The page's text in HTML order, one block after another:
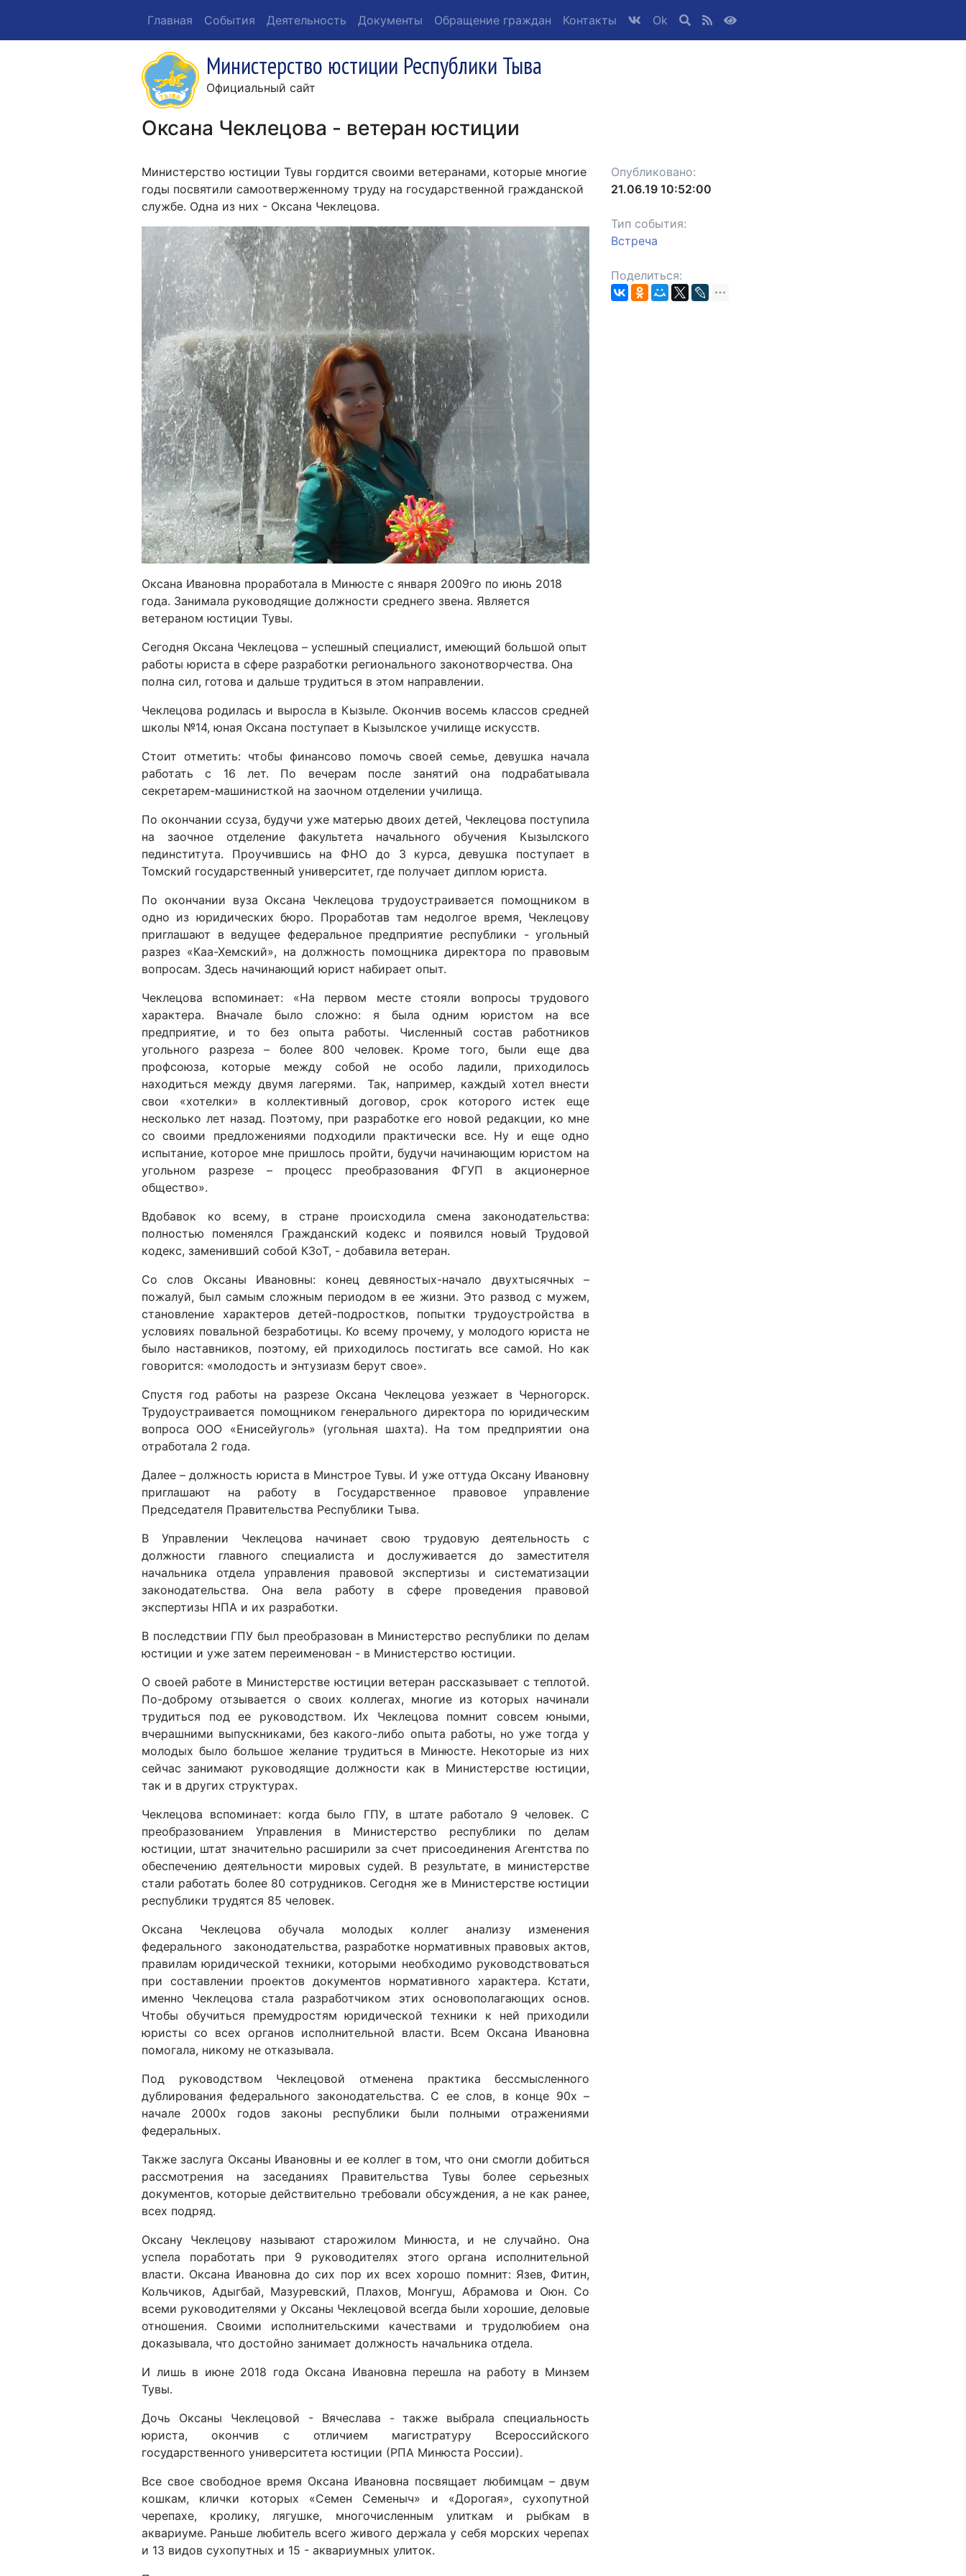
Главная События Деятельность Документы Обращение граждан Контакты Ok
Министерство юстиции Республики Тыва
Официальный сайт
Оксана Чеклецова - ветеран юстиции
Министерство юстиции Тувы гордится своими ветеранами, которые многие
годы посвятили самоотверженному труду на государственной гражданской
службе. Одна из них - Оксана Чеклецова.
Previous Next
Оксана Ивановна проработала в Минюсте с января 2009го по июнь 2018
года. Занимала руководящие должности среднего звена. Является
ветераном юстиции Тувы.
Сегодня Оксана Чеклецова – успешный специалист, имеющий большой опыт
работы юриста в сфере разработки регионального законотворчества. Она
полна сил, готова и дальше трудиться в этом направлении.
Чеклецова родилась и выросла в Кызыле. Окончив восемь классов средней
школы №14, юная Оксана поступает в Кызылское училище искусств.
Стоит отметить: чтобы финансово помочь своей семье, девушка начала
работать с 16 лет. По вечерам после занятий она подрабатывала
секретарем-машинисткой на заочном отделении училища.
По окончании ссуза, будучи уже матерью двоих детей, Чеклецова поступила
на заочное отделение факультета начального обучения Кызылского
пединститута. Проучившись на ФНО до 3 курса, девушка поступает в
Томский государственный университет, где получает диплом юриста.
По окончании вуза Оксана Чеклецова трудоустраивается помощником в
одно из юридических бюро. Проработав там недолгое время, Чеклецову
приглашают в ведущее федеральное предприятие республики - угольный
разрез «Каа-Хемский», на должность помощника директора по правовым
вопросам. Здесь начинающий юрист набирает опыт.
Чеклецова вспоминает: «На первом месте стояли вопросы трудового
характера. Вначале было сложно: я была одним юристом на все
предприятие, и то без опыта работы. Численный состав работников
угольного разреза – более 800 человек. Кроме того, были еще два
профсоюза, которые между собой не особо ладили, приходилось
находиться между двумя лагерями. Так, например, каждый хотел внести
свои «хотелки» в коллективный договор, срок которого истек еще
несколько лет назад. Поэтому, при разработке его новой редакции, ко мне
со своими предложениями подходили практически все. Ну и еще одно
испытание, которое мне пришлось пройти, будучи начинающим юристом на
угольном разрезе – процесс преобразования ФГУП в акционерное
общество».
Вдобавок ко всему, в стране происходила смена законодательства:
полностью поменялся Гражданский кодекс и появился новый Трудовой
кодекс, заменивший собой КЗоТ, - добавила ветеран.
Со слов Оксаны Ивановны: конец девяностых-начало двухтысячных –
пожалуй, был самым сложным периодом в ее жизни. Это развод с мужем,
становление характеров детей-подростков, попытки трудоустройства в
условиях повальной безработицы. Ко всему прочему, у молодого юриста не
было наставников, поэтому, ей приходилось постигать все самой. Но как
говорится: «молодость и энтузиазм берут свое».
Спустя год работы на разрезе Оксана Чеклецова уезжает в Черногорск.
Трудоустраивается помощником генерального директора по юридическим
вопроса ООО «Енисейуголь» (угольная шахта). На том предприятии она
отработала 2 года.
Далее – должность юриста в Минстрое Тувы. И уже оттуда Оксану Ивановну
приглашают на работу в Государственное правовое управление
Председателя Правительства Республики Тыва.
В Управлении Чеклецова начинает свою трудовую деятельность с
должности главного специалиста и дослуживается до заместителя
начальника отдела управления правовой экспертизы и систематизации
законодательства. Она вела работу в сфере проведения правовой
экспертизы НПА и их разработки.
В последствии ГПУ был преобразован в Министерство республики по делам
юстиции и уже затем переименован - в Министерство юстиции.
О своей работе в Министерстве юстиции ветеран рассказывает с теплотой.
По-доброму отзывается о своих коллегах, многие из которых начинали
трудиться под ее руководством. Их Чеклецова помнит совсем юными,
вчерашними выпускниками, без какого-либо опыта работы, но уже тогда у
молодых было большое желание трудиться в Минюсте. Некоторые из них
сейчас занимают руководящие должности как в Министерстве юстиции,
так и в других структурах.
Чеклецова вспоминает: когда было ГПУ, в штате работало 9 человек. С
преобразованием Управления в Министерство республики по делам
юстиции, штат значительно расширили за счет присоединения Агентства по
обеспечению деятельности мировых судей. В результате, в министерстве
стали работать более 80 сотрудников. Сегодня же в Министерстве юстиции
республики трудятся 85 человек.
Оксана Чеклецова обучала молодых коллег анализу изменения
федерального законодательства, разработке нормативных правовых актов,
правилам юридической техники, которыми необходимо руководствоваться
при составлении проектов документов нормативного характера. Кстати,
именно Чеклецова стала разработчиком этих основополагающих основ.
Чтобы обучиться премудростям юридической техники к ней приходили
юристы со всех органов исполнительной власти. Всем Оксана Ивановна
помогала, никому не отказывала.
Под руководством Чеклецовой отменена практика бессмысленного
дублирования федерального законодательства. С ее слов, в конце 90х –
начале 2000х годов законы республики были полными отражениями
федеральных.
Также заслуга Оксаны Ивановны и ее коллег в том, что они смогли добиться
рассмотрения на заседаниях Правительства Тувы более серьезных
документов, которые действительно требовали обсуждения, а не как ранее,
всех подряд.
Оксану Чеклецову называют старожилом Минюста, и не случайно. Она
успела поработать при 9 руководителях этого органа исполнительной
власти. Оксана Ивановна до сих пор их всех хорошо помнит: Язев, Фитин,
Кольчиков, Адыгбай, Мазуревский, Плахов, Монгуш, Абрамова и Оюн. Со
всеми руководителями у Оксаны Чеклецовой всегда были хорошие, деловые
отношения. Своими исполнительскими качествами и трудолюбием она
доказывала, что достойно занимает должность начальника отдела.
И лишь в июне 2018 года Оксана Ивановна перешла на работу в Минзем
Тувы.
Дочь Оксаны Чеклецовой - Вячеслава - также выбрала специальность
юриста, окончив с отличием магистратуру Всероссийского
государственного университета юстиции (РПА Минюста России).
Все свое свободное время Оксана Ивановна посвящает любимцам – двум
кошкам, клички которых «Семен Семеныч» и «Дорогая», сухопутной
черепахе, кролику, лягушке, многочисленным улиткам и рыбкам в
аквариуме. Раньше любитель всего живого держала у себя морских черепах
и 13 видов сухопутных и 15 - аквариумных улиток.
При подготовке очерка о ветеране юстиции, свою корректировку в текст
внес и супруг Оксаны Ивановны, потребовав внести себя в число любимцев,
Опубликовано:
21.06.19 10:52:00
Тип события:
Встреча
Поделиться: